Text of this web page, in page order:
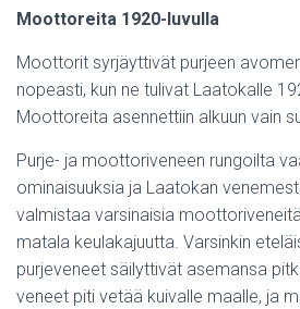
Moottoreita 1920-luvulla
Moottorit syrjäyttivät purjeen
nopeasti, kun ne tulivat Laatokalle
Moottoreita asennettiin alkuun vain
Purje- ja moottoriveneen rungoilta
ominaisuuksia ja Laatokan
valmistaa varsinaisia
matala keulakajuutta. Varsinkin
purjeveneet säilyttivät asemansa
veneet piti vetää kuivalle maalle, ja